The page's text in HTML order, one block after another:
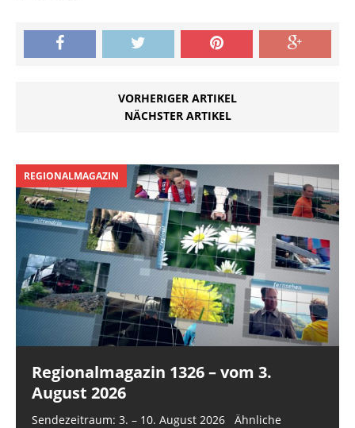
Vormittag auf der
Räcknitzhöhe
ausgegeben. So das
Vertrauen gewonnen,
VORHERIGER ARTIKEL
NÄCHSTER ARTIKEL
REGIONALMAGAZIN
Regionalmagazin 1326 – vom 3.
August 2026
Sendezeitraum: 3. – 10. August 2026 Ähnliche